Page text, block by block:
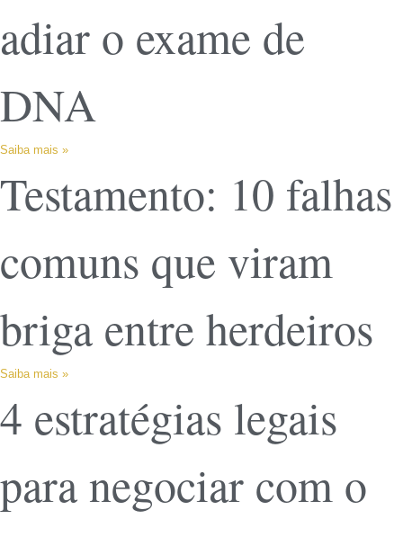
adiar o exame de
DNA
Saiba mais »
Testamento: 10 falhas
comuns que viram
briga entre herdeiros
Saiba mais »
4 estratégias legais
para negociar com o